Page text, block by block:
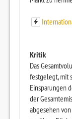
Kritik
Das
festgelegt, mit
Einsparungen
der
abgesehen